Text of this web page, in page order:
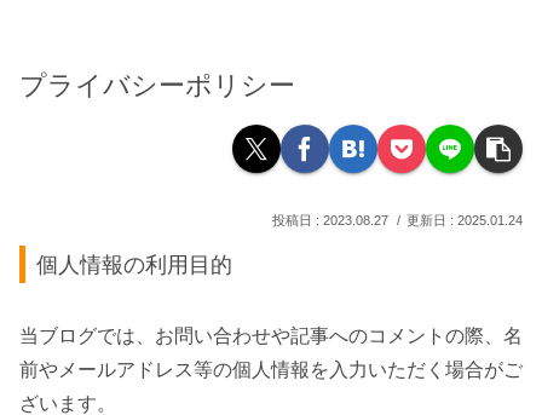
プライバシーポリシー
2023.08.27 2025.01.24
個人情報の利用目的
当ブログでは、お問い合わせや記事へのコメントの際、名
前やメールアドレス等の個人情報を入力いただく場合がご
ざいます。